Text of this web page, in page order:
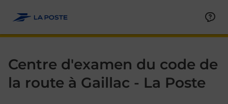
Centre d'examen du code de
la route à Gaillac - La Poste